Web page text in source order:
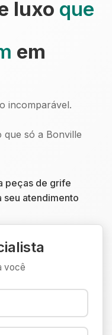
luxo que
em
incomparável.
que só a Bonville
peças de grife
seu atendimento
você